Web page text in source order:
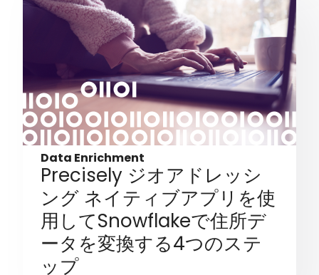
Data Enrichment
Precisely ジオアドレッシ
ング ネイティブアプリを使
用してSnowflakeで住所デ
ータを変換する4つのステ
ップ